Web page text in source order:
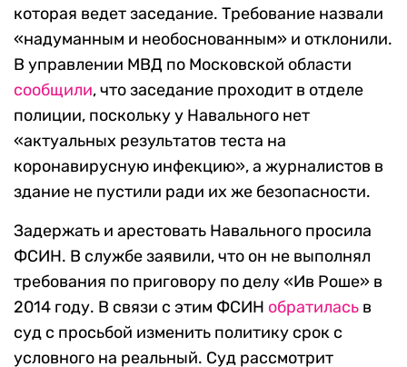
которая ведет заседание. Требование назвали
«надуманным и необоснованным» и отклонили.
В управлении МВД по Московской области
сообщили, что заседание проходит в отделе
полиции, поскольку у Навального нет
«актуальных результатов теста на
коронавирусную инфекцию», а журналистов в
здание не пустили ради их же безопасности.
Задержать и арестовать Навального просила
ФСИН. В службе заявили, что он не выполнял
требования по приговору по делу «Ив Роше» в
2014 году. В связи с этим ФСИН обратилась в
суд с просьбой изменить политику срок с
условного на реальный. Суд рассмотрит